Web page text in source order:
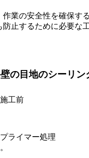
作業の安全性を確保す
止するために必要な工
の目地のシーリン